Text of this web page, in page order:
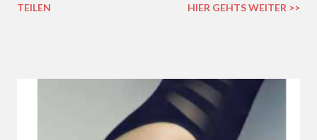
Wandtattoos
TEILEN HIER GEHTS WEITER >>